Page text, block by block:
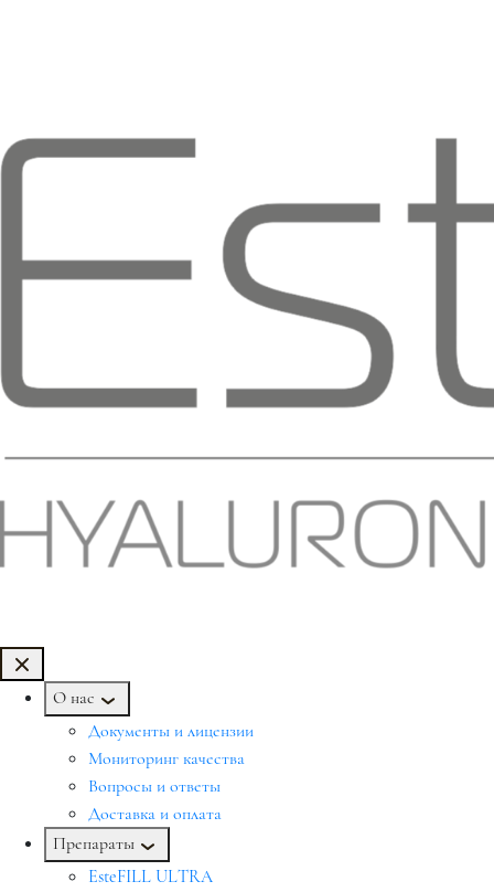
О нас
Документы и лицензии
Мониторинг качества
Вопросы и ответы
Доставка и оплата
Препараты
EsteFILL ULTRA